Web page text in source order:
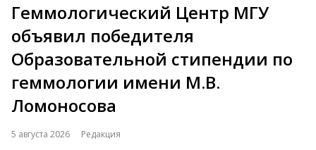
Геммологический Центр МГУ
объявил победителя
Образовательной стипендии по
геммологии имени М.В.
Ломоносова
5 августа 2026 Редакция